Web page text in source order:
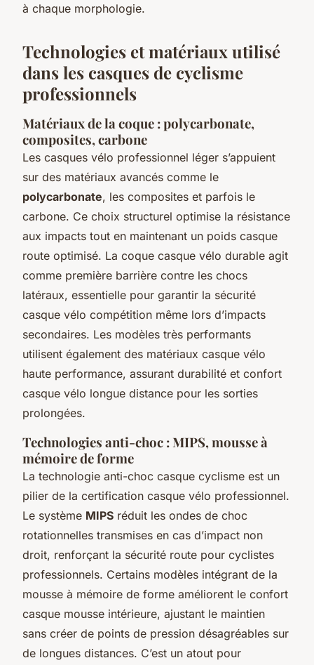
à chaque morphologie.
Technologies et matériaux utilisé
dans les casques de cyclisme
professionnels
Matériaux de la coque : polycarbonate,
composites, carbone
Les casques vélo professionnel léger s’appuient
sur des matériaux avancés comme le
polycarbonate, les composites et parfois le
carbone. Ce choix structurel optimise la résistance
aux impacts tout en maintenant un poids casque
route optimisé. La coque casque vélo durable agit
comme première barrière contre les chocs
latéraux, essentielle pour garantir la sécurité
casque vélo compétition même lors d’impacts
secondaires. Les modèles très performants
utilisent également des matériaux casque vélo
haute performance, assurant durabilité et confort
casque vélo longue distance pour les sorties
prolongées.
Technologies anti-choc : MIPS, mousse à
mémoire de forme
La technologie anti-choc casque cyclisme est un
pilier de la certification casque vélo professionnel.
Le système MIPS réduit les ondes de choc
rotationnelles transmises en cas d’impact non
droit, renforçant la sécurité route pour cyclistes
professionnels. Certains modèles intégrant de la
mousse à mémoire de forme améliorent le confort
casque mousse intérieure, ajustant le maintien
sans créer de points de pression désagréables sur
de longues distances. C’est un atout pour